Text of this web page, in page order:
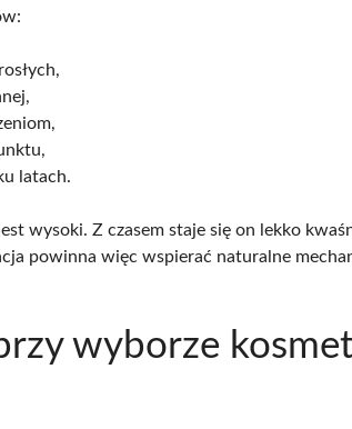
latach.
wysoki. Z czasem staje się on lekko
powinna więc wspierać naturalne
wyborze